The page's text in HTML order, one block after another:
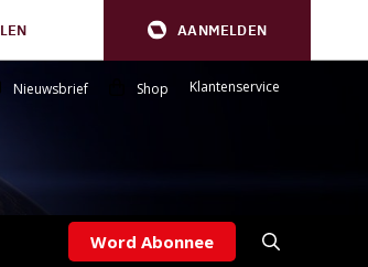
AANMELDEN
Nieuwsbrief Shop Klantenservice
Word Abonnee